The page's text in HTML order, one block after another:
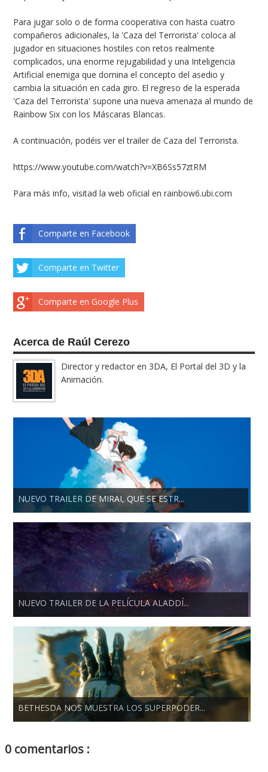
Para jugar solo o de forma cooperativa con hasta cuatro
compañeros adicionales, la 'Caza del Terrorista' coloca al
jugador en situaciones hostiles con retos realmente
complicados, una enorme rejugabilidad y una Inteligencia
Artificial enemiga que domina el concepto del asedio y
cambia la situación en cada giro. El regreso de la esperada
'Caza del Terrorista' supone una nueva amenaza al mundo de
Rainbow Six con los Máscaras Blancas.
A continuación, podéis ver el trailer de Caza del Terrorista.
https://www.youtube.com/watch?v=XB6Ss57ztRM
Para más info, visitad la web oficial enrainbow6.ubi.com
Comparte en Facebook
Comparte en Twitter
Comparte en Google Plus
Acerca de Raúl Cerezo
Director y redactor en 3DA, El Portal del 3D y la
Animación.
NUEVO TRAILER DE MIRAI, QUE SE ESTR...
NUEVO TRAILER DE LA PELÍCULA ALADDÍ...
BETHESDA NOS MUESTRA LOS SUPERPODER...
0 comentarios :